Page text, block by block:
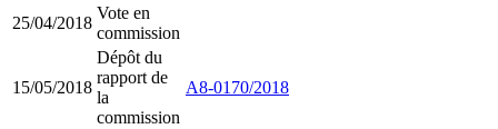
25/04/2018
Vote en
commission
15/05/2018
Dépôt du
rapport de
la
commission
A8-0170/2018